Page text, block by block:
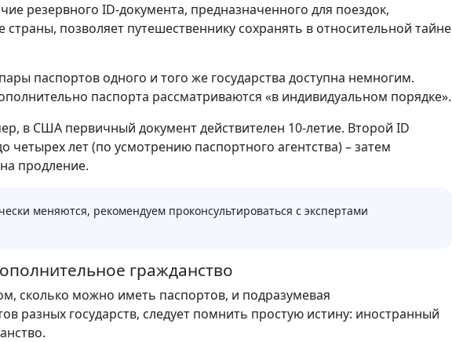
резервного ID-документа, предназначенного для поездок,
позволяет путешественнику сохранять в относительной тайне
паспортов одного и того же государства доступна немногим.
паспорта рассматриваются «в индивидуальном порядке».
в США первичный документ действителен 10-летие. Второй ID
четырех лет (по усмотрению паспортного агентства) – затем
продление.
меняются, рекомендуем проконсультироваться с экспертами
гражданство
сколько можно иметь паспортов, и подразумевая
разных государств, следует помнить простую истину: иностранный